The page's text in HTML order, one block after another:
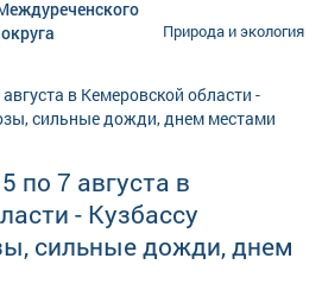
Природа и экология
по 7 августа в
- Кузбассу
сильные дожди, днем